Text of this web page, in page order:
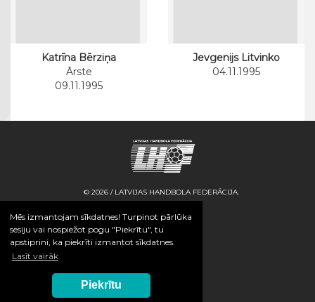
Mēs izmantojam sīkdatnes! Turpinot pārlūka
sesiju vai nospiežot pogu "Piekrītu", tu
apstiprini, ka piekrīti izmantot sīkdatnes.
Lasīt vairāk
Piekrītu
Katrīna Bērziņa
Ārste
09.11.1995
Jevgenijs Litvinko
04.11.1995
© 2026 / LATVIJAS HANDBOLA FEDERĀCIJA.